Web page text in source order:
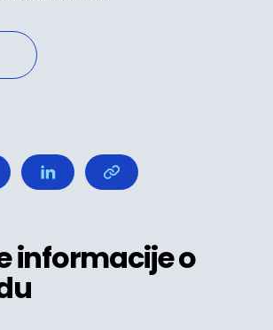
informacije o